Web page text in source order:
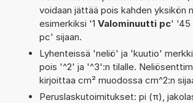
voidaan jättää pois kahden yksikön
esimerkiksi '1 Valominuutti pc' '45
pc' sijaan.
Lyhenteissä 'neliö' ja 'kuutio'
pois '^2' ja '^3':n tilalle.
kirjoittaa cm² muodossa cm^2:n
Peruslaskutoimitukset: pi (π),